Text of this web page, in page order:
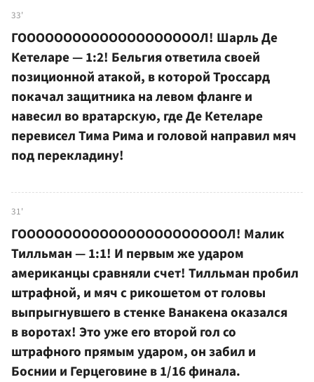
33'
ГООООООООООООООООООООЛ! Шарль Де
Кетеларе — 1:2! Бельгия ответила своей
позиционной атакой, в которой Троссард
покачал защитника на левом фланге и
навесил во вратарскую, где Де Кетеларе
перевисел Тима Рима и головой направил мяч
под перекладину!
31'
ГОООООООООООООООООООООООЛ! Малик
Тилльман — 1:1! И первым же ударом
американцы сравняли счет! Тилльман пробил
штрафной, и мяч с рикошетом от головы
выпрыгнувшего в стенке Ванакена оказался
в воротах! Это уже его второй гол со
штрафного прямым ударом, он забил и
Боснии и Герцеговине в 1/16 финала.